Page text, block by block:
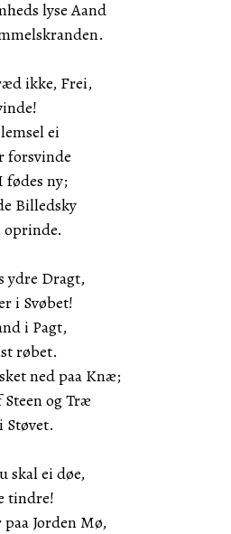
lyse Aand
ikke, Frei,
ei
forsvinde
fødes ny;
Billedsky
oprinde.
ydre Dragt,
i Svøbet!
i Pagt,
røbet.
ned paa Knæ;
og Træ
Støvet.
skal ei døe,
tindre!
Jorden Mø,